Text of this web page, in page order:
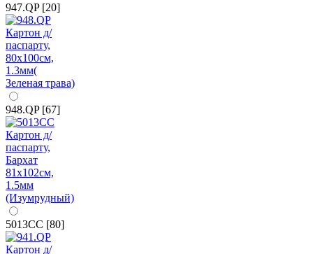
947.QP [20]
948.QP [67]
5013CC [80]